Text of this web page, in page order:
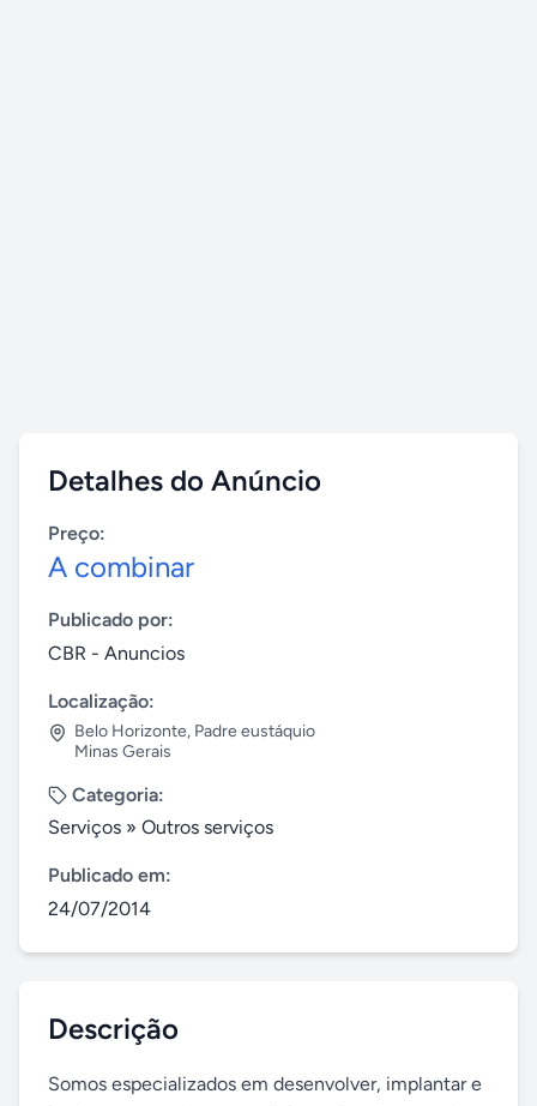
Detalhes do Anúncio
Preço:
A combinar
Publicado por:
CBR - Anuncios
Localização:
Belo Horizonte, Padre eustáquio
Minas Gerais
Categoria:
Serviços » Outros serviços
Publicado em:
24/07/2014
Descrição
Somos especializados em desenvolver, implantar e